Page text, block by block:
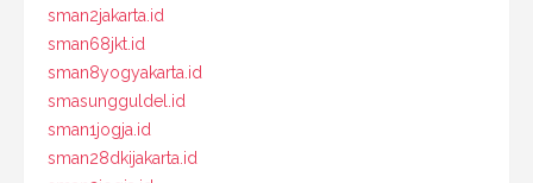
sman2jakarta.id
sman68jkt.id
sman8yogyakarta.id
smasungguldel.id
sman1jogja.id
sman28dkijakarta.id